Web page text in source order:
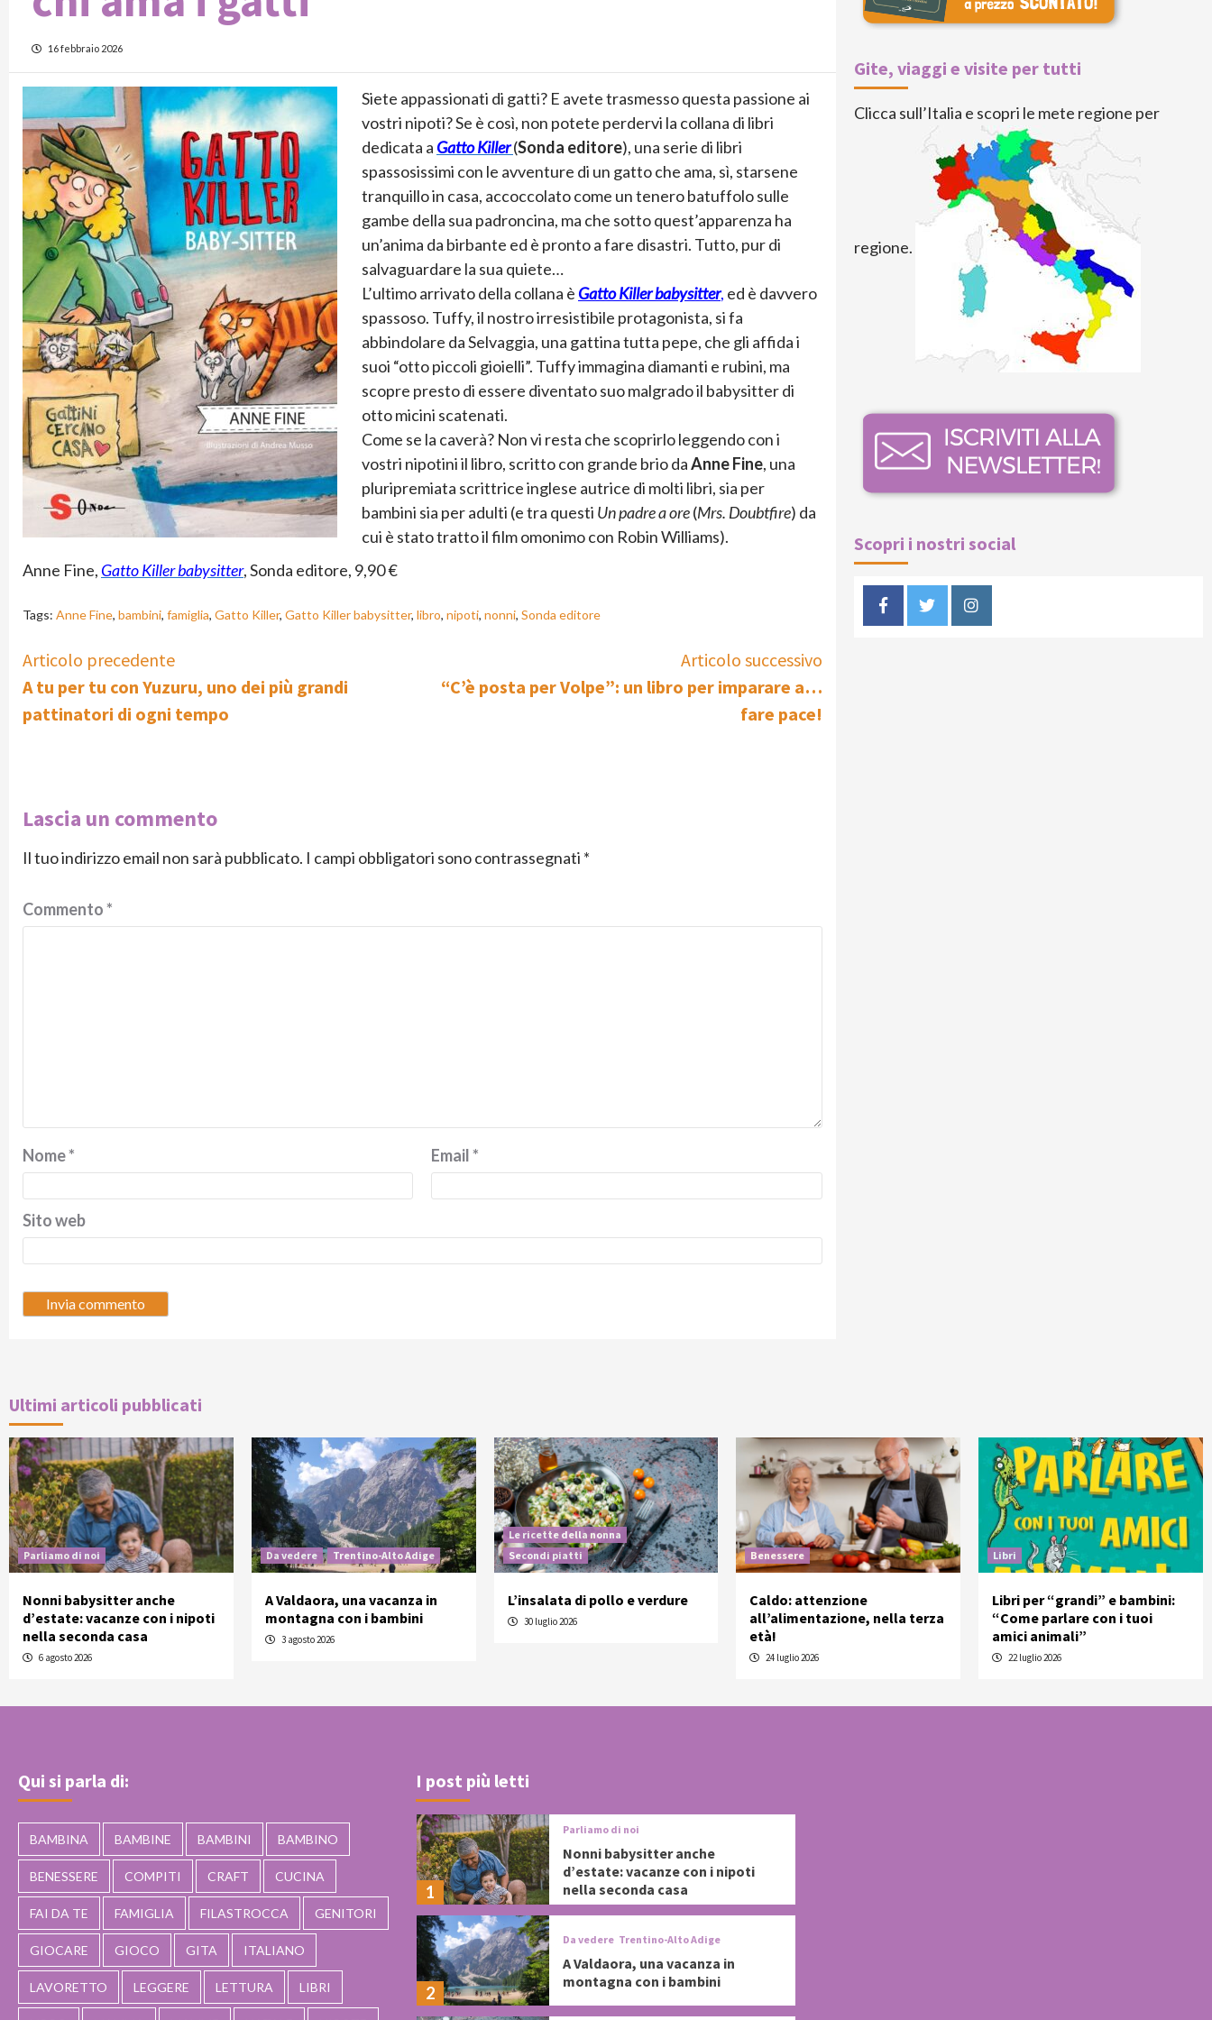
16 febbraio 2026
Siete appassionati di gatti? E avete trasmesso questa passione ai
vostri nipoti? Se è così, non potete perdervi la collana di libri
dedicata a Gatto Killer(Sonda editore), una serie di libri
spassosissimi con le avventure di un gatto che ama, sì, starsene
tranquillo in casa, accoccolato come un tenero batuffolo sulle
gambe della sua padroncina, ma che sotto quest’apparenza ha
un’anima da birbante ed è pronto a fare disastri. Tutto, pur di
salvaguardare la sua quiete…
L’ultimo arrivato della collana è Gatto Killer babysitter, ed è davvero
spassoso. Tuffy, il nostro irresistibile protagonista, si fa
abbindolare da Selvaggia, una gattina tutta pepe, che gli affida i
suoi “otto piccoli gioielli”. Tuffy immagina diamanti e rubini, ma
scopre presto di essere diventato suo malgrado il babysitter di
otto micini scatenati.
Come se la caverà? Non vi resta che scoprirlo leggendo con i
vostri nipotini il libro, scritto con grande brio daAnne Fine, una
pluripremiata scrittrice inglese autrice di molti libri, sia per
bambini sia per adulti (e tra questi Un padre a ore(Mrs. Doubtfire) da
cui è stato tratto il film omonimo con Robin Williams).
Anne Fine, Gatto Killer babysitter, Sonda editore, 9,90 €
Tags: Anne Fine, bambini, famiglia, Gatto Killer, Gatto Killer babysitter, libro, nipoti, nonni, Sonda editore
Continue
Reading
Articolo precedente
A tu per tu con Yuzuru, uno dei più grandi
pattinatori di ogni tempo
Articolo successivo
“C’è posta per Volpe”: un libro per imparare a…
fare pace!
Lascia un commento
Il tuo indirizzo email non sarà pubblicato. I campi obbligatori sono contrassegnati *
Commento*
Nome* Email*
Sito web
Gite, viaggi e visite per tutti
Clicca sull’Italia e scopri le mete regione per
regione.
Scopri i nostri social
FacebookTwitterInstagram
Ultimi articoli pubblicati
Parliamo di noi
Nonni babysitter anche
d’estate: vacanze con i nipoti
nella seconda casa
6 agosto 2026
Da vedere Trentino-Alto Adige
A Valdaora, una vacanza in
montagna con i bambini
3 agosto 2026
Le ricette della nonna
Secondi piatti
L’insalata di pollo e verdure
30 luglio 2026
Benessere
Caldo: attenzione
all’alimentazione, nella terza
età!
24 luglio 2026
Libri
Libri per “grandi” e bambini:
“Come parlare con i tuoi
amici animali”
22 luglio 2026
Qui si parla di:
BAMBINA BAMBINE BAMBINI BAMBINO
BENESSERE COMPITI CRAFT CUCINA
FAI DA TE FAMIGLIA FILASTROCCA GENITORI
GIOCARE GIOCO GITA ITALIANO
LAVORETTO LEGGERE LETTURA LIBRI
I post più letti
1
Parliamo di noi
Nonni babysitter anche
d’estate: vacanze con i nipoti
nella seconda casa
2
Da vedere Trentino-Alto Adige
A Valdaora, una vacanza in
montagna con i bambini